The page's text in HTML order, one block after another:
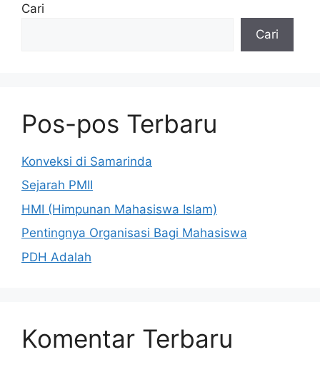
Cari
Cari
Pos-pos Terbaru
Konveksi di Samarinda
Sejarah PMII
HMI (Himpunan Mahasiswa Islam)
Pentingnya Organisasi Bagi Mahasiswa
PDH Adalah
Komentar Terbaru